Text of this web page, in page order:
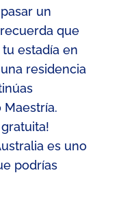
un
que
estadía en
residencia
Maestría.
es uno
podrías